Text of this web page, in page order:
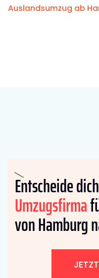
Auslandsumzug ab
Entscheide
Umzugsfirma
von Hamburg